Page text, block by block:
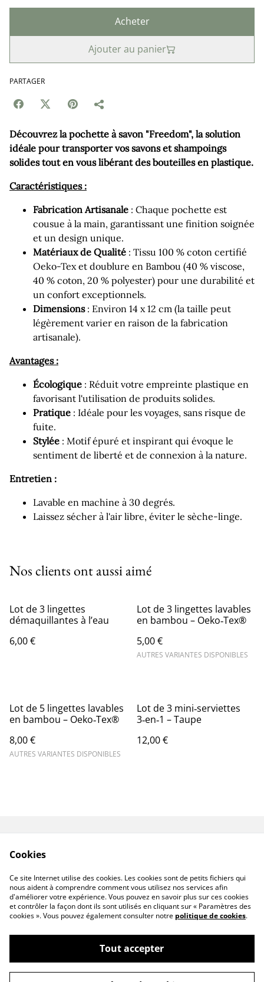
Acheter
Ajouter au panier
PARTAGER
Découvrez la pochette à savon "Freedom", la solution
idéale pour transporter vos savons et shampoings
solides tout en vous libérant des bouteilles en plastique.
Caractéristiques :
Fabrication Artisanale : Chaque pochette est
cousue à la main, garantissant une finition soignée
et un design unique.
Matériaux de Qualité : Tissu 100 % coton certifié
Oeko-Tex et doublure en Bambou (40 % viscose,
40 % coton, 20 % polyester) pour une durabilité et
un confort exceptionnels.
Dimensions: Environ 14 x 12 cm (la taille peut
légèrement varier en raison de la fabrication
artisanale).
Avantages :
Écologique : Réduit votre empreinte plastique en
favorisant l'utilisation de produits solides.
Pratique : Idéale pour les voyages, sans risque de
fuite.
Stylée : Motif épuré et inspirant qui évoque le
sentiment de liberté et de connexion à la nature.
Entretien :
Lavable en machine à 30 degrés.
Laissez sécher à l'air libre, éviter le sèche-linge.
Nos clients ont aussi aimé
Lot de 3 lingettes
démaquillantes à l’eau
6,00 €
Lot de 3 lingettes lavables
en bambou – Oeko‑Tex®
5,00 €
AUTRES VARIANTES DISPONIBLES
Lot de 5 lingettes lavables
en bambou – Oeko‑Tex®
8,00 €
AUTRES VARIANTES DISPONIBLES
Lot de 3 mini‑serviettes
3‑en‑1 – Taupe
12,00 €
Conditions générales
de vente
confidentialité
Politique de cookies
©2026Senséa Nature
Cookies
Ce site Internet utilise des cookies. Les cookies sont de petits fichiers qui
nous aident à comprendre comment vous utilisez nos services afin
d'améliorer votre expérience. Vous pouvez en savoir plus sur ces cookies
et contrôler la façon dont ils sont utilisés en cliquant sur « Paramètres des
cookies ». Vous pouvez également consulter notre politique de cookies.
Tout accepter